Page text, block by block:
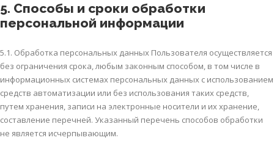
5. Способы и сроки обработки
персональной информации
5.1. Обработка персональных данных Пользователя осуществляется
без ограничения срока, любым законным способом, в том числе в
информационных системах персональных данных с использованием
средств автоматизации или без использования таких средств,
путем хранения, записи на электронные носители и их хранение,
составление перечней. Указанный перечень способов обработки
не является исчерпывающим.